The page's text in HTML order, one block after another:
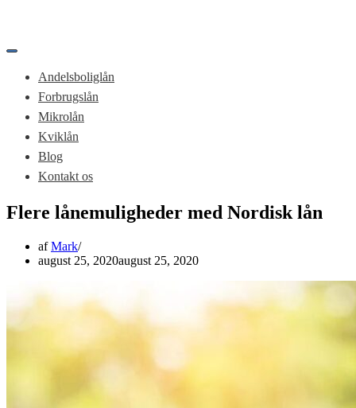
Tænd/sluk
navigationAndelsboliglån
Forbrugslån
Mikrolån
Kviklån
Blog
Kontakt os
Flere lånemuligheder med Nordisk lån
afMark
august 25, 2020august 25, 2020